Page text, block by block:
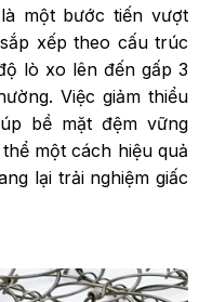
một bước tiến vượt
xếp theo cấu trúc
lò xo lên đến gấp 3
Việc giảm thiểu
bề mặt đệm vững
một cách hiệu quả
lại trải nghiệm giấc